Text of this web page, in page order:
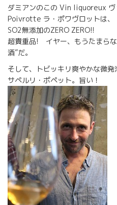
ダミアンのこの Vin liquoreux ヴ
Poivrotte ラ・ポワヴロットは、
SO2無添加のZERO ZERO!!
超貴重品! イヤー、もうたまら
酒”だ。
そして、トビッキリ爽やかな微
サペルリ・ポペット。旨い！